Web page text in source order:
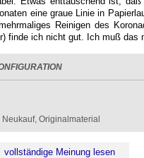
eine graue Linie in
Reinigen des
finde ich nicht gut. Ich muß das
Originalmaterial
vollständige Meinung lesen